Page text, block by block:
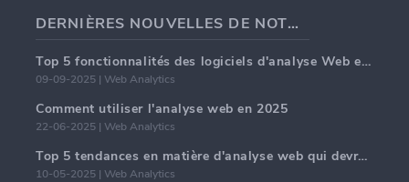
DERNIÈRES NOUVELLES DE NOTRE BLOG
Top 5 fonctionnalités des logiciels d'analyse Web en 2025
09-09-2025 | Web Analytics
Comment utiliser l'analyse web en 2025
22-06-2025 | Web Analytics
Top 5 tendances en matière d'analyse web qui devraient dominer en 2025
10-05-2025 | Web Analytics